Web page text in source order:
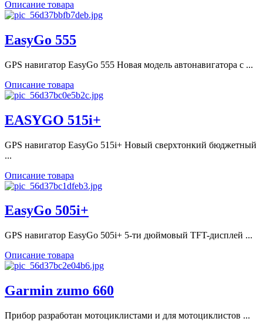
Описание товара
EasyGo 555
GPS навигатор EasyGo 555 Новая модель автонавигатора с ...
Описание товара
EASYGO 515i+
GPS навигатор EasyGo 515i+ Новый сверхтонкий бюджетный
...
Описание товара
EasyGo 505i+
GPS навигатор EasyGo 505i+ 5-ти дюймовый TFT-дисплей ...
Описание товара
Garmin zumo 660
Прибор разработан мотоциклистами и для мотоциклистов ...